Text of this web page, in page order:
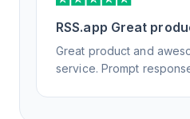
RSS.app Great
Great product and
service. Prompt